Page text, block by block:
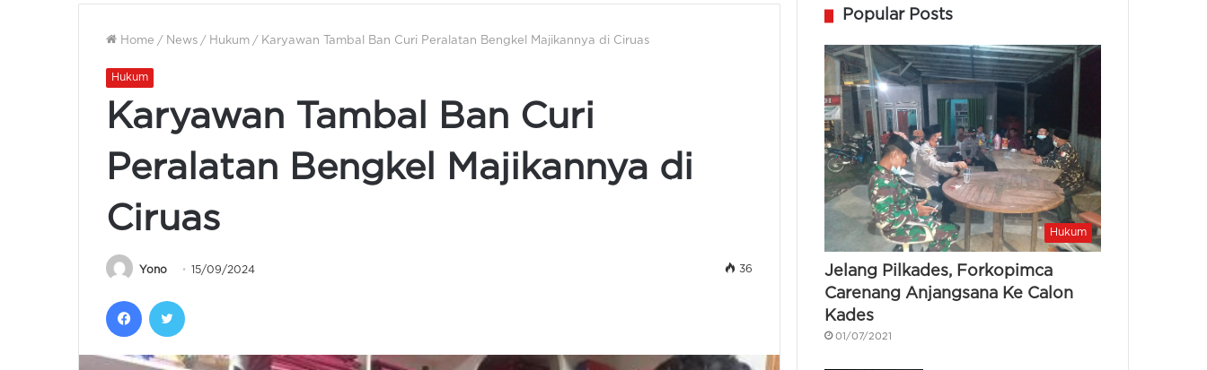
Home / News / Hukum / Karyawan Tambal Ban Curi Peralatan Bengkel Majikannya di Ciruas
Hukum
Karyawan Tambal Ban Curi
Peralatan Bengkel Majikannya di
Ciruas
Yono 15/09/2024 36
Facebook
Popular Posts
Hukum
Jelang Pilkades, Forkopimca
Carenang Anjangsana Ke Calon
Kades
01/07/2021